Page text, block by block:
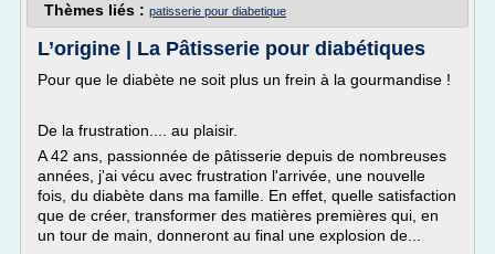
Thèmes liés : patisserie pour diabetique
L’origine | La Pâtisserie pour diabétiques
Pour que le diabète ne soit plus un frein à la gourmandise !
De la frustration.... au plaisir.
A 42 ans, passionnée de pâtisserie depuis de nombreuses
années, j'ai vécu avec frustration l'arrivée, une nouvelle
fois, du diabète dans ma famille. En effet, quelle satisfaction
que de créer, transformer des matières premières qui, en
un tour de main, donneront au final une explosion de...